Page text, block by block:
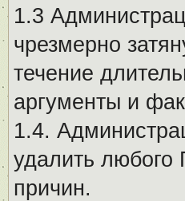
1.3
чрезмерно
течение
аргументы и
1.4.
удалить любого
причин.